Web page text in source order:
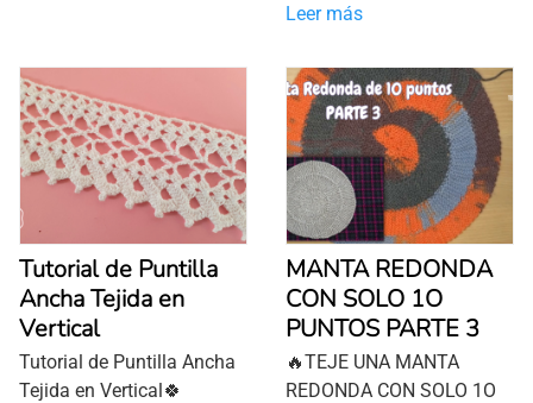
Leer más
Tutorial de Puntilla
Ancha Tejida en
Vertical
Tutorial de Puntilla Ancha
Tejida en Vertical🍀
MANTA REDONDA
CON SOLO 1O
PUNTOS PARTE 3
🔥TEJE UNA MANTA
REDONDA CON SOLO 1O